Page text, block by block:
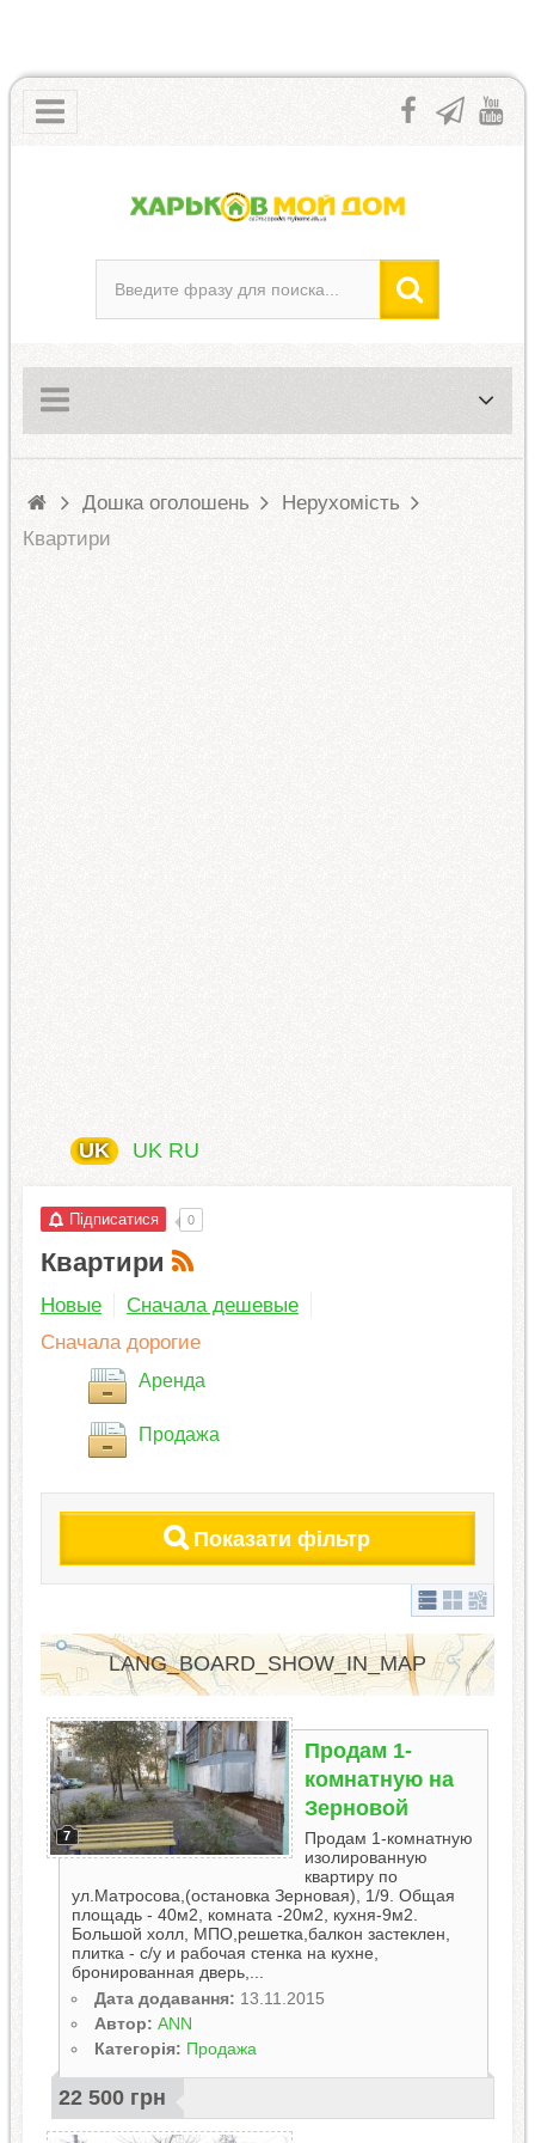
Дошка оголошень
Нерухомість
Квартири
UK UK RU
Підписатися 0
Квартири
Новые
Сначала дешевые
Сначала дорогие
Аренда
Продажа
Показати фільтр
LANG_BOARD_SHOW_IN_MAP
7
Продам 1-
комнатную на
Зерновой
Продам 1-комнатную
изолированную
квартиру по
ул.Матросова,(остановка Зерновая), 1/9. Общая
площадь - 40м2, комната -20м2, кухня-9м2.
Большой холл, МПО,решетка,балкон застеклен,
плитка - с/у и рабочая стенка на кухне,
бронированная дверь,...
Дата додавання: 13.11.2015
Автор: ANN
Категорія: Продажа
22 500 грн